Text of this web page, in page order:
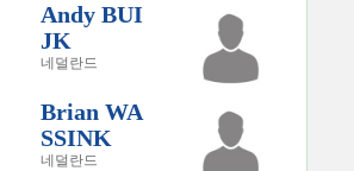
Andy BUI
JK
네덜란드
Brian WA
SSINK
네덜란드